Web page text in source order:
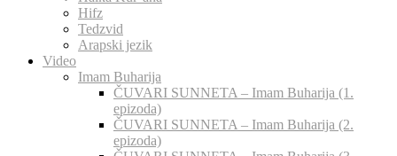
Hifz
Tedzvid
Arapski jezik
Video
Imam Buharija
ČUVARI SUNNETA – Imam Buharija (1.
epizoda)
ČUVARI SUNNETA – Imam Buharija (2.
epizoda)